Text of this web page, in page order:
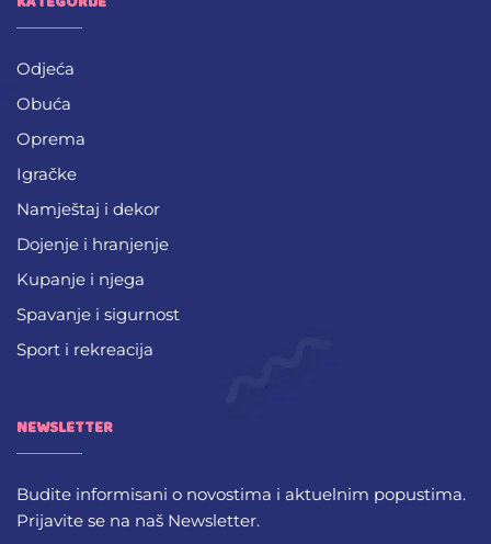
Odjeća
Obuća
Oprema
Igračke
Namještaj i dekor
Dojenje i hranjenje
Kupanje i njega
Spavanje i sigurnost
Sport i rekreacija
NEWSLETTER
Budite informisani o novostima i aktuelnim popustima.
Prijavite se na naš Newsletter.